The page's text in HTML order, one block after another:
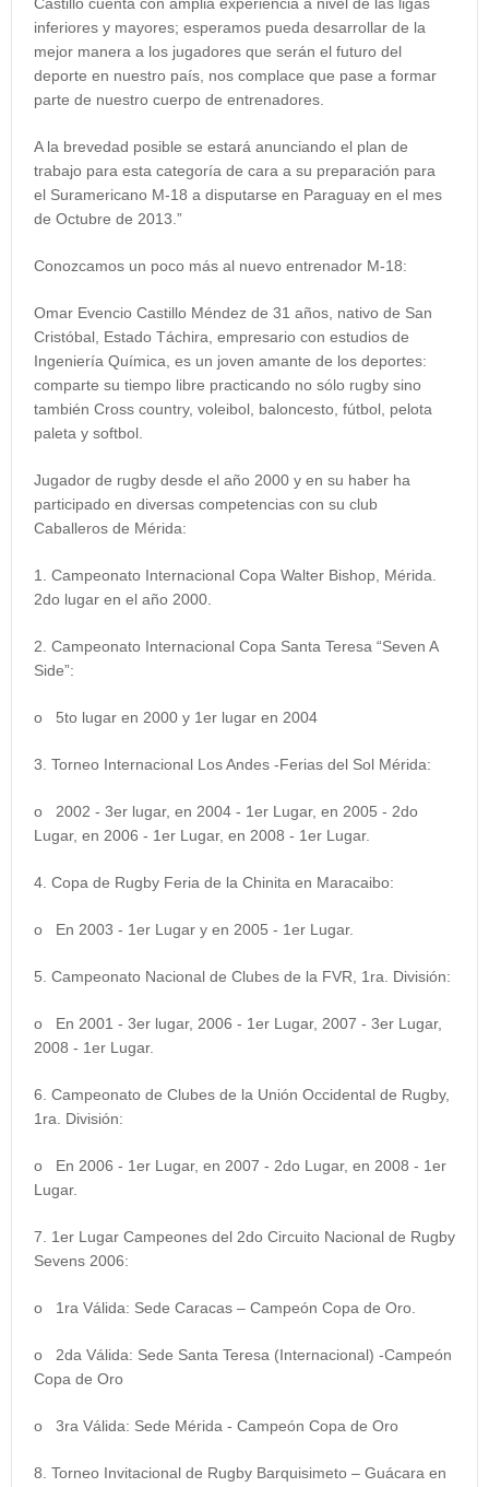
Castillo cuenta con amplia experiencia a nivel de las ligas
inferiores y mayores; esperamos pueda desarrollar de la
mejor manera a los jugadores que serán el futuro del
deporte en nuestro país, nos complace que pase a formar
parte de nuestro cuerpo de entrenadores.
A la brevedad posible se estará anunciando el plan de
trabajo para esta categoría de cara a su preparación para
el Suramericano M-18 a disputarse en Paraguay en el mes
de Octubre de 2013.”
Conozcamos un poco más al nuevo entrenador M-18:
Omar Evencio Castillo Méndez de 31 años, nativo de San
Cristóbal, Estado Táchira, empresario con estudios de
Ingeniería Química, es un joven amante de los deportes:
comparte su tiempo libre practicando no sólo rugby sino
también Cross country, voleibol, baloncesto, fútbol, pelota
paleta y softbol.
Jugador de rugby desde el año 2000 y en su haber ha
participado en diversas competencias con su club
Caballeros de Mérida:
1. Campeonato Internacional Copa Walter Bishop, Mérida.
2do lugar en el año 2000.
2. Campeonato Internacional Copa Santa Teresa “Seven A
Side”:
o 5to lugar en 2000 y 1er lugar en 2004
3. Torneo Internacional Los Andes -Ferias del Sol Mérida:
o 2002 - 3er lugar, en 2004 - 1er Lugar, en 2005 - 2do
Lugar, en 2006 - 1er Lugar, en 2008 - 1er Lugar.
4. Copa de Rugby Feria de la Chinita en Maracaibo:
o En 2003 - 1er Lugar y en 2005 - 1er Lugar.
5. Campeonato Nacional de Clubes de la FVR, 1ra. División:
o En 2001 - 3er lugar, 2006 - 1er Lugar, 2007 - 3er Lugar,
2008 - 1er Lugar.
6. Campeonato de Clubes de la Unión Occidental de Rugby,
1ra. División:
o En 2006 - 1er Lugar, en 2007 - 2do Lugar, en 2008 - 1er
Lugar.
7. 1er Lugar Campeones del 2do Circuito Nacional de Rugby
Sevens 2006:
o 1ra Válida: Sede Caracas – Campeón Copa de Oro.
o 2da Válida: Sede Santa Teresa (Internacional) -Campeón
Copa de Oro
o 3ra Válida: Sede Mérida - Campeón Copa de Oro
8. Torneo Invitacional de Rugby Barquisimeto – Guácara en